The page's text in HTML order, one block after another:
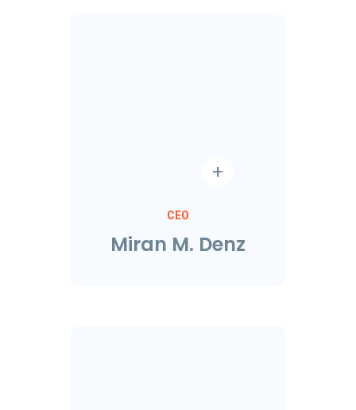
CEO
Miran M. Denz